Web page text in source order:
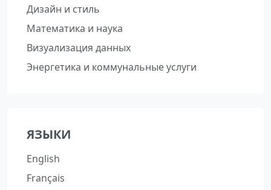
Дизайн и стиль
Математика и наука
Визуализация данных
Энергетика и коммунальные услуги
ЯЗЫКИ
English
Français